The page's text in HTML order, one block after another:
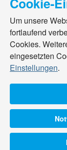
Um unsere
fortlaufend
Cookies.
eingesetzten
Einstellungen.